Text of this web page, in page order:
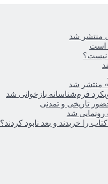
منتشر شد
است
نیست؟
منتشر شد
فرم‌شناسانه بازخوانی شد
تاریخی و تمدنی
را خریدند و بعد نابود کردند؟